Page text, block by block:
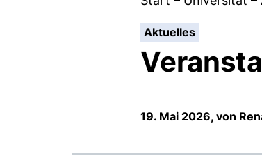
Aktuelles:
19. Mai 2026, von